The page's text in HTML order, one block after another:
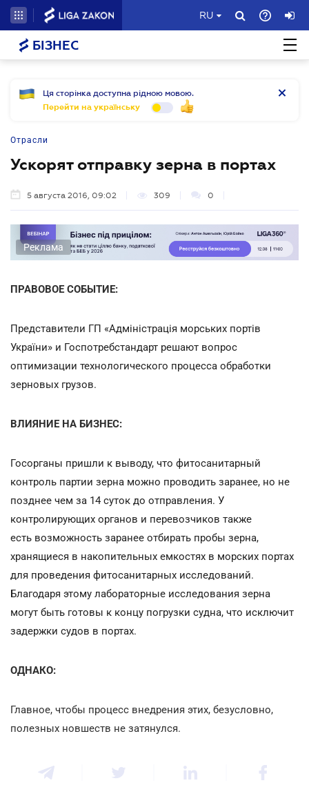
RU
БІЗНЕС
Ця сторінка доступна рідною мовою.
Перейти на українську
Отрасли
Ускорят отправку зерна в портах
5 августа 2016, 09:02 309 0
Реклама
ПРАВОВОЕ СОБЫТИЕ:
Представители ГП «Адміністрація морських портів
України» и Госпотребстандарт решают вопрос
оптимизации технологического процесса обработки
зерновых грузов.
ВЛИЯНИЕ НА БИЗНЕС:
Госорганы пришли к выводу, что фитосанитарный
контроль партии зерна можно проводить заранее, но не
позднее чем за 14 суток до отправления. У
контролирующих органов и перевозчиков также
есть возможность заранее отбирать пробы зерна,
хранящиеся в накопительных емкостях в морских портах
для проведения фитосанитарных исследований.
Благодаря этому лабораторные исследования зерна
могут быть готовы к концу погрузки судна, что исключит
задержки судов в портах.
ОДНАКО:
Главное, чтобы процесс внедрения этих, безусловно,
полезных новшеств не затянулся.